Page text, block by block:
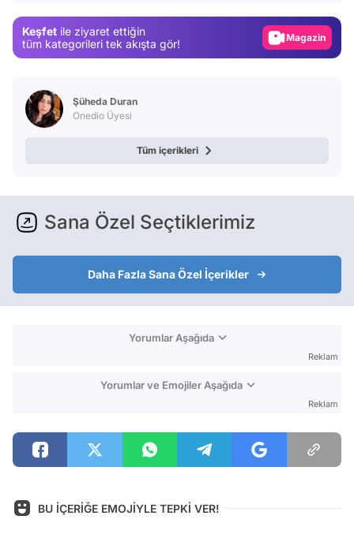
Keşfet ile ziyaret ettiğin
tüm kategorileri tek akışta gör!
Magazin
Şüheda Duran
Onedio Üyesi
Tüm içerikleri
Sana Özel Seçtiklerimiz
Daha Fazla Sana Özel İçerikler
Yorumlar Aşağıda
Reklam
Yorumlar ve Emojiler Aşağıda
Reklam
BU İÇERİĞE EMOJİYLE TEPKİ VER!